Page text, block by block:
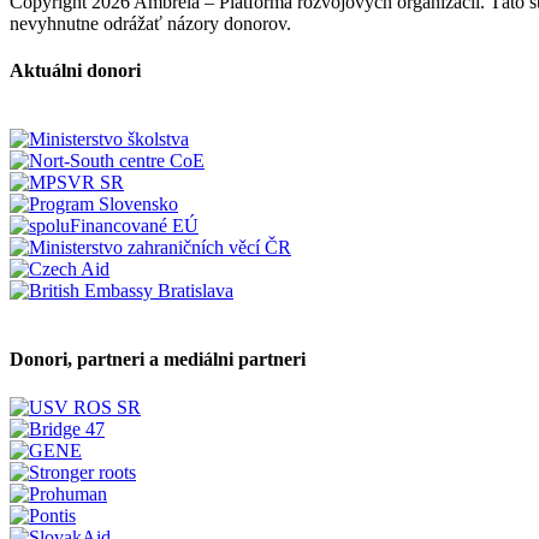
nevyhnutne odrážať názory donorov.
Aktuálni donori
Donori, partneri a mediálni partneri